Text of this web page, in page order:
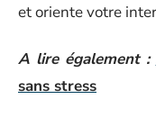
et oriente votre
A lire également :
sans stress